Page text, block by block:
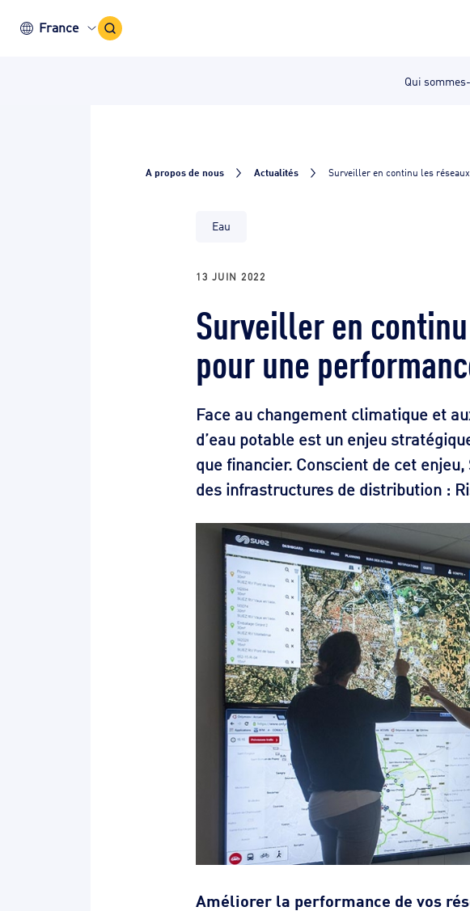
France Icône
recherche
Qui
A propos de nous Actualités Surveiller en continu les
Eau
13 JUIN 2022
Surveiller en
pour une
Face au changement climatique et
d’eau potable est un enjeu
que financier. Conscient de cet
des infrastructures de distribution :
Améliorer la performance de vos